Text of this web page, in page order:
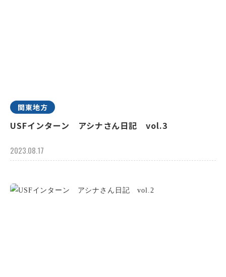
関東地方
USFインターン アシナさん日記 vol.3
2023.08.17